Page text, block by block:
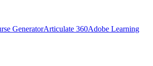
GeneratorArticulate 360Adobe Learning